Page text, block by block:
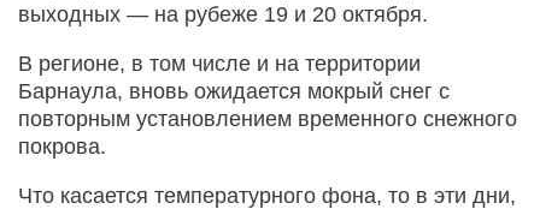
выходных — на рубеже 19 и 20 октября.
В регионе, в том числе и на территории
Барнаула, вновь ожидается мокрый снег с
повторным установлением временного снежного
покрова.
Что касается температурного фона, то в эти дни,